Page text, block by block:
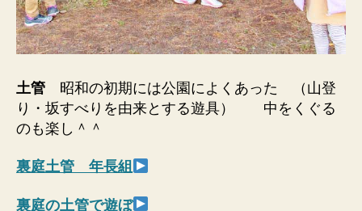
土管 昭和の初期には公園によくあった （山登
り・坂すべりを由来とする遊具） 中をくぐる
のも楽し＾＾
裏庭土管 年長組
裏庭の土管で遊ぼ